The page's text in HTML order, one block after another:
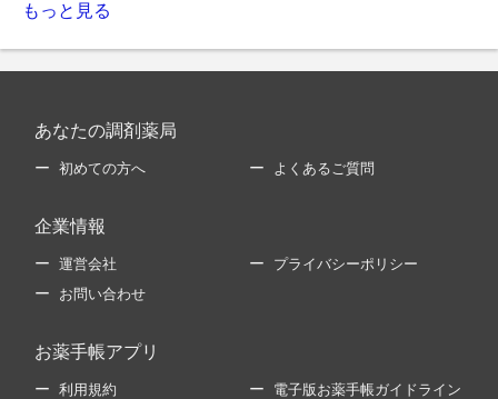
もっと見る
あなたの調剤薬局
初めての方へ よくあるご質問
企業情報
運営会社 プライバシーポリシー
お問い合わせ
お薬手帳アプリ
利用規約 電子版お薬手帳ガイドライン